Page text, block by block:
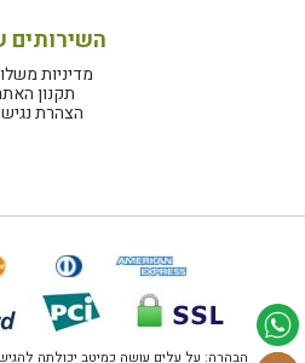
השירותים
מדיניות
תקנון
הצהרת
הבהרה: על עלים עושה כמיטב יכולתה